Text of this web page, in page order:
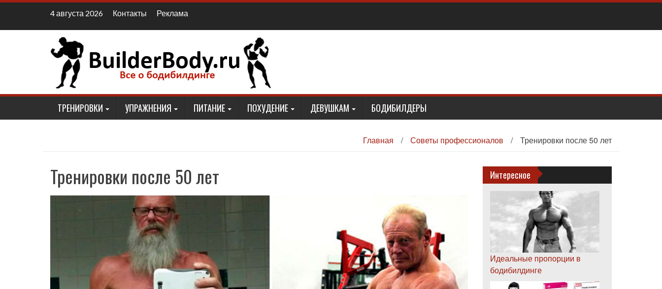
Наверх
4 августа 2026 Контакты Реклама
ТРЕНИРОВКИ УПРАЖНЕНИЯ ПИТАНИЕ ПОХУДЕНИЕ ДЕВУШКАМ БОДИБИЛДЕРЫ
Главная / Советы профессионалов / Тренировки после 50 лет
Тренировки после 50 лет Интересное
Идеальные пропорции в
бодибилдинге